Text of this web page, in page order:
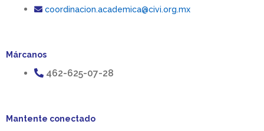
coordinacion.academica@civi.org.mx
Márcanos
462-625-07-28
Mantente conectado